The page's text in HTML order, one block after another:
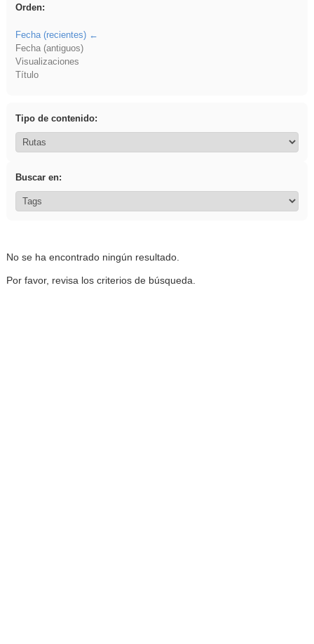
Orden:
Fecha (recientes)
Fecha (antiguos)
Visualizaciones
Título
Tipo de contenido:
Buscar en:
No se ha encontrado ningún resultado.
Por favor, revisa los criterios de búsqueda.